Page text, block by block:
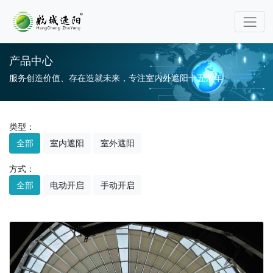
产品中心
服务创造价值、存在造就未来，专注室内外遮阳十五余年
类型：
全部
室内遮阳 室外遮阳
方式：
全部
电动开启 手动开启